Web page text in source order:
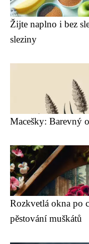
Žijte naplno i bez
sleziny
Macešky: Barevný
Rozkvetlá okna po
pěstování muškátů